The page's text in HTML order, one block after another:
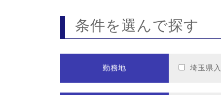
条件を選んで探す
勤務地 埼玉県